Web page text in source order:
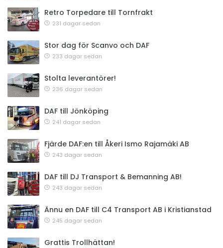
Retro Torpedare till Tornfrakt
231 dagar sedan
Stor dag för Scanvo och DAF
233 dagar sedan
Stolta leverantörer!
236 dagar sedan
DAF till Jönköping
241 dagar sedan
Fjärde DAF:en till Åkeri Ismo Rajamäki AB
243 dagar sedan
DAF till DJ Transport & Bemanning AB!
243 dagar sedan
Ännu en DAF till C4 Transport AB i Kristianstad
245 dagar sedan
Grattis Trollhättan!